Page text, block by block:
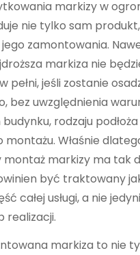
markizy w
nie tylko sam
zamontowania.
markiza nie
pełni, jeśli zostanie
bez uwzględnienia
rodzaju podłoża
Właśnie
markizy ma tak
być traktowany
całej usługi, a nie
realizacji.
markiza to nie